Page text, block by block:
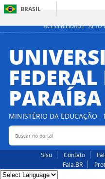
ACESSIBILIDADE ALTO
BRASIL
MINISTÉRIO DA EDUCAÇÃO -
Buscar no portal
Sisu Contato
Fala.BR